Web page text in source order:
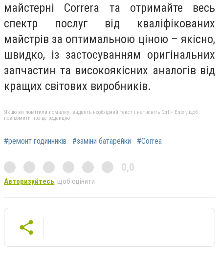
майстерні Correra та отримайте весь
спектр послуг від кваліфікованих
майстрів за оптимальною ціною – якісно,
швидко, із застосуванням оригінальних
запчастин та високоякісних аналогів від
кращих світових виробників.
Якщо ви помітили помилку, виділіть необхідний текст і натисніть Ctrl + Enter, щоб
повідомити про це редакцію
#ремонт годинників #заміни батарейки #Correa
0,0
Авторизуйтесь, щоб оцінити